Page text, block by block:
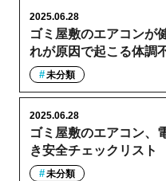
ゴミ屋敷のエアコンが
れが原因で起こる体調
2025.06.28
未分類
ゴミ屋敷のエアコン、
き安全チェックリスト
2025.06.28
未分類